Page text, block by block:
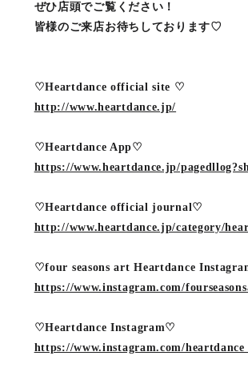
ぜひ店頭でご覧ください！
皆様のご来店お待ちしております♡
♡Heartdance official site ♡
http://www.heartdance.jp/
♡Heartdance App♡
https://www.heartdance.jp/
♡Heartdance official journal♡
http://www.heartdance.jp/category/
♡four seasons art Heartdance
https://www.instagram.com/
♡Heartdance Instagram♡
https://www.instagram.com/